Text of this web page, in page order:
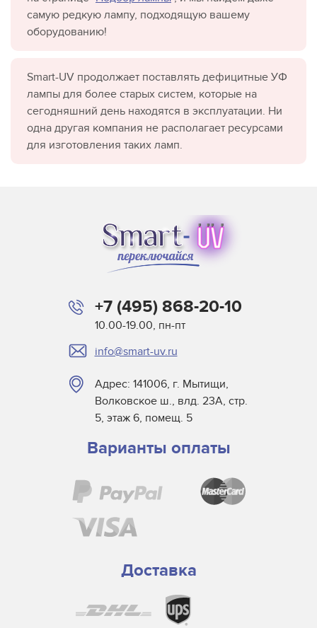
самую редкую лампу, подходящую вашему
оборудованию!
Smart-UV продолжает поставлять дефицитные УФ
лампы для более старых систем, которые на
сегодняшний день находятся в эксплуатации. Ни
одна другая компания не располагает ресурсами
для изготовления таких ламп.
+7 (495) 868-20-10
10.00-19.00, пн-пт
info@smart-uv.ru
Адрес: 141006, г. Мытищи,
Волковское ш., влд. 23А, стр.
5, этаж 6, помещ. 5
Варианты оплаты
Доставка